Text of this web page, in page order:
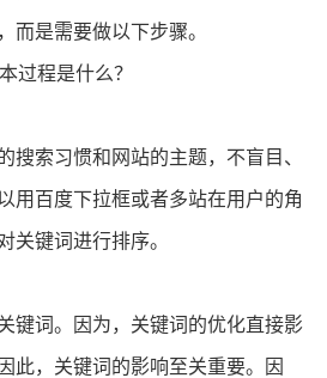
而是需要做以下步骤。
过程是什么？
搜索习惯和网站的主题，不盲目、
用百度下拉框或者多站在用户的角
关键词进行排序。
键词。因为，关键词的优化直接影
此，关键词的影响至关重要。因